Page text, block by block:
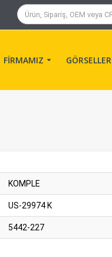
FİRMAMIZ GÖRSELLER
KOMPLE
US-29974 K
5442-227